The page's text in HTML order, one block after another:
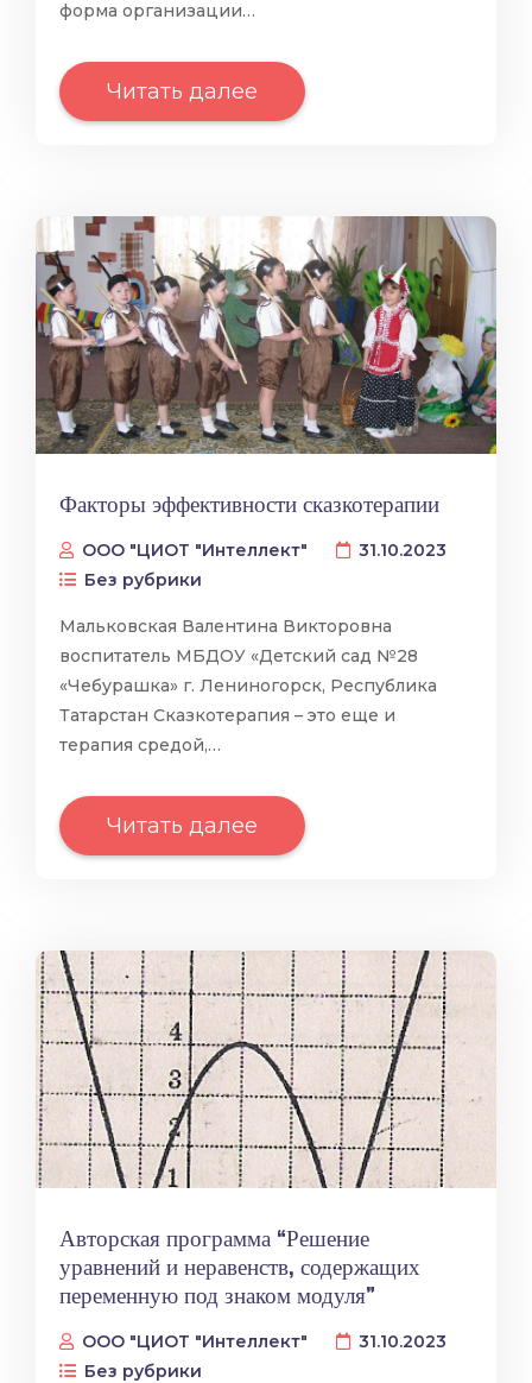
форма организации…
Читать далее
Факторы эффективности сказкотерапии
ООО "ЦИОТ "Интеллект"
31.10.2023
Без рубрики
Мальковская Валентина Викторовна
воспитатель МБДОУ «Детский сад №28
«Чебурашка» г. Лениногорск, Республика
Татарстан Сказкотерапия – это еще и
терапия средой,…
Читать далее
Авторская программа “Решение
уравнений и неравенств, содержащих
переменную под знаком модуля”
ООО "ЦИОТ "Интеллект"
31.10.2023
Без рубрики